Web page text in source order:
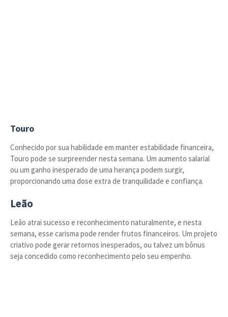
Touro
Conhecido por sua habilidade em manter estabilidade financeira,
Touro pode se surpreender nesta semana. Um aumento salarial
ou um ganho inesperado de uma herança podem surgir,
proporcionando uma dose extra de tranquilidade e confiança.
Leão
Leão atrai sucesso e reconhecimento naturalmente, e nesta
semana, esse carisma pode render frutos financeiros. Um projeto
criativo pode gerar retornos inesperados, ou talvez um bônus
seja concedido como reconhecimento pelo seu empenho.